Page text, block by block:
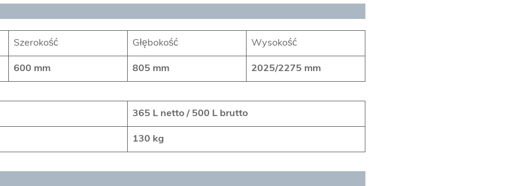
Szerokość Głębokość Wysokość
600 mm 805 mm 2025/2275 mm
365 L netto / 500 L brutto
130 kg